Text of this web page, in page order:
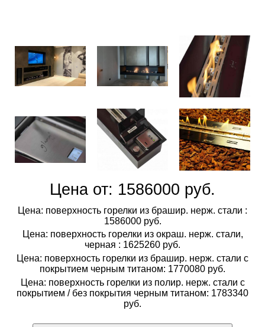
Цена от: 1586000 руб.
Цена: поверхность горелки из брашир. нерж. стали :
1586000 руб.
Цена: поверхность горелки из окраш. нерж. стали,
черная : 1625260 руб.
Цена: поверхность горелки из брашир. нерж. стали с
покрытием черным титаном: 1770080 руб.
Цена: поверхность горелки из полир. нерж. стали с
покрытием / без покрытия черным титаном: 1783340
руб.